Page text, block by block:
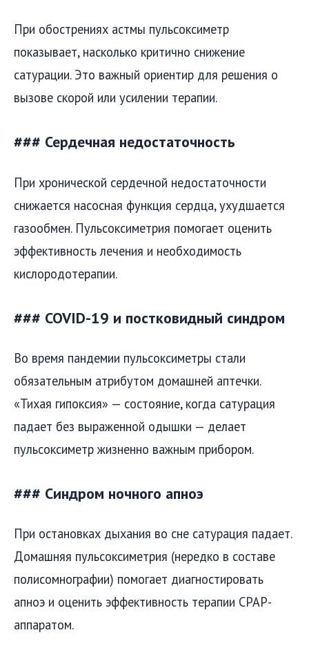
При обострениях астмы пульсоксиметр
показывает, насколько критично снижение
сатурации. Это важный ориентир для решения о
вызове скорой или усилении терапии.
### Сердечная недостаточность
При хронической сердечной недостаточности
снижается насосная функция сердца, ухудшается
газообмен. Пульсоксиметрия помогает оценить
эффективность лечения и необходимость
кислородотерапии.
### COVID-19 и постковидный синдром
Во время пандемии пульсоксиметры стали
обязательным атрибутом домашней аптечки.
«Тихая гипоксия» — состояние, когда сатурация
падает без выраженной одышки — делает
пульсоксиметр жизненно важным прибором.
### Синдром ночного апноэ
При остановках дыхания во сне сатурация падает.
Домашняя пульсоксиметрия (нередко в составе
полисомнографии) помогает диагностировать
апноэ и оценить эффективность терапии CPAP-
аппаратом.